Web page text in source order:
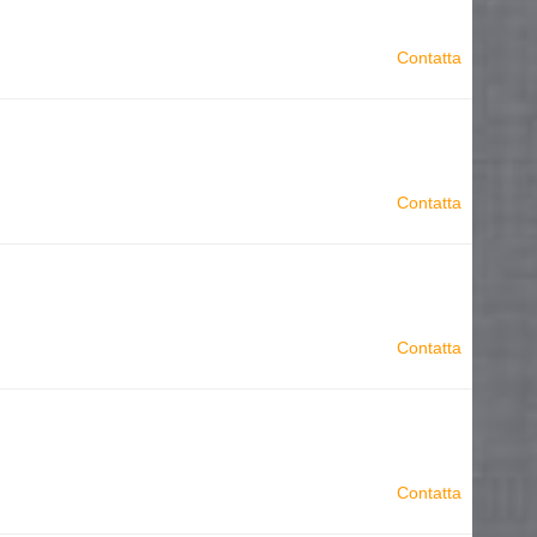
Contatta
Contatta
Contatta
Contatta